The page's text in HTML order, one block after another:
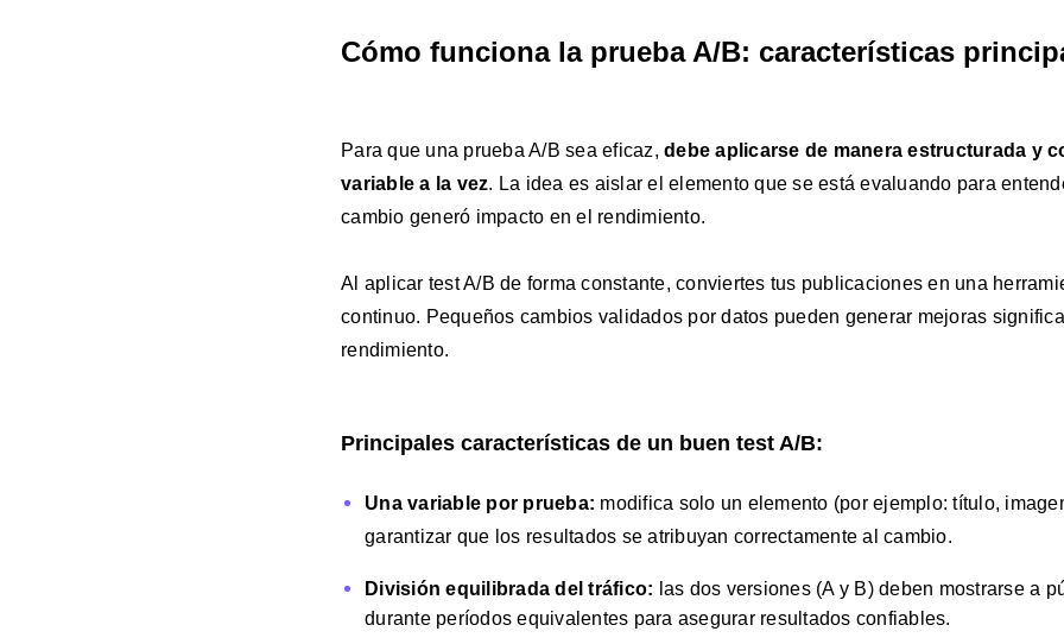
Cómo funciona la prueba A/B: características
Para que una prueba A/B sea eficaz, debe aplicarse de manera estructurada y
variable a la vez. La idea es aislar el elemento que se está evaluando para
cambio generó impacto en el rendimiento.
Al aplicar test A/B de forma constante, conviertes tus publicaciones en una
continuo. Pequeños cambios validados por datos pueden generar mejoras
rendimiento.
Principales características de un buen test A/B:
Una variable por prueba: modifica solo un elemento (por ejemplo: título,
garantizar que los resultados se atribuyan correctamente al cambio.
División equilibrada del tráfico: las dos versiones (A y B) deben mostrarse a
durante períodos equivalentes para asegurar resultados confiables.